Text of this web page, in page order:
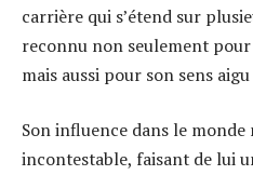
carrière qui s’étend sur
reconnu non seulement pour
mais aussi pour son sens
Son influence dans le
incontestable, faisant de lui